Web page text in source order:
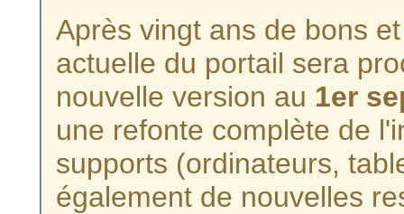
Après vingt ans de bons
actuelle du portail sera
nouvelle version au 1er
une refonte complète de
supports (ordinateurs,
également de nouvelles